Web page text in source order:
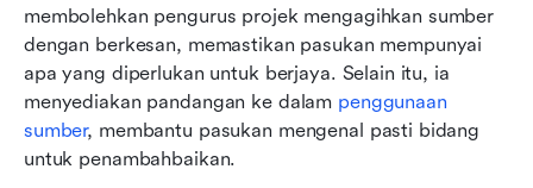
membolehkan pengurus projek mengagihkan sumber
dengan berkesan, memastikan pasukan mempunyai
apa yang diperlukan untuk berjaya. Selain itu, ia
menyediakan pandangan ke dalam penggunaan
sumber, membantu pasukan mengenal pasti bidang
untuk penambahbaikan.